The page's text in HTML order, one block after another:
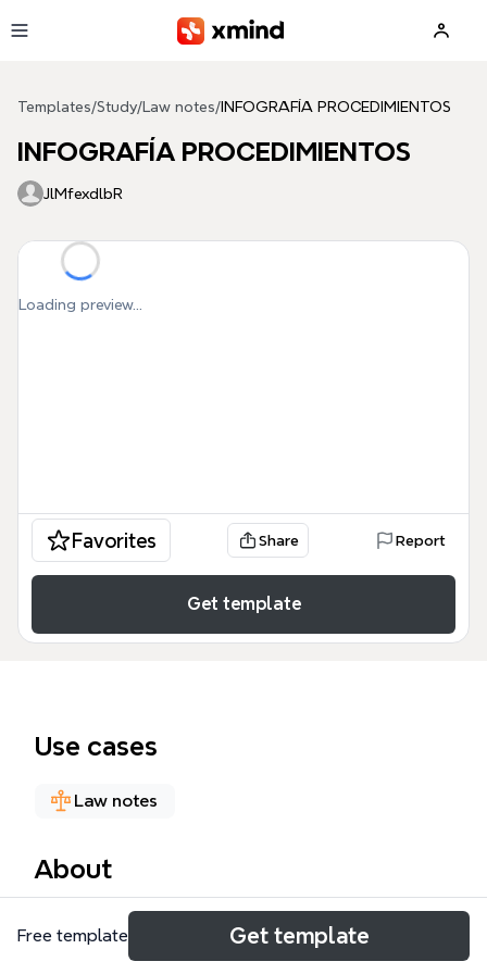
Templates/Study/ Law notes/ INFOGRAFÍA PROCEDIMIENTOS
INFOGRAFÍA PROCEDIMIENTOS
JlMfexdlbR
Loading preview...
Favorites Share Report
Get template
Use cases
Law notes
About
La plantilla 'INFOGRAFÍA PROCEDIMIENTOS' es un
mapa mental diseñado para abogados y
Free template Get template